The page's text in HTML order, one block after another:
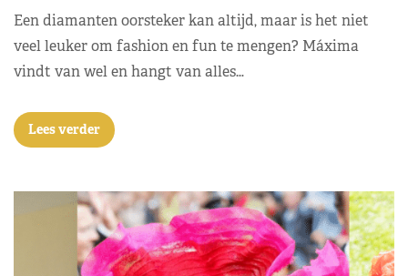
Een diamanten oorsteker kan altijd, maar is het niet
veel leuker om fashion en fun te mengen? Máxima
vindt van wel en hangt van alles…
Lees verder